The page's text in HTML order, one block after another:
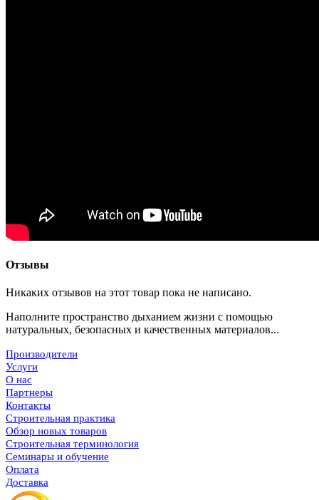
Отзывы
Никаких отзывов на этот товар пока не написано.
Наполните пространство дыханием жизни с помощью
натуральных, безопасных и качественных материалов...
Производители
Услуги
О нас
Партнеры
Контакты
Строительная практика
Обзор новых товаров
Строительная терминология
Семинары и обучение
Оплата
Доставка